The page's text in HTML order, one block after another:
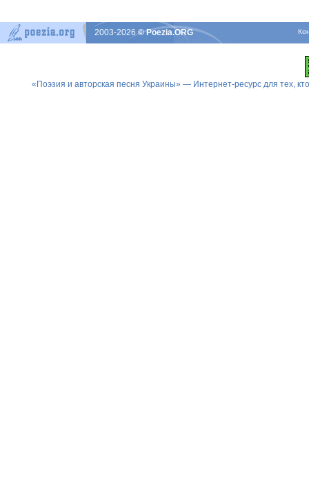
2003-2026© Poezia.ORG
«Поэзия и авторская песня Украины» — Интернет-ресурс для тех,